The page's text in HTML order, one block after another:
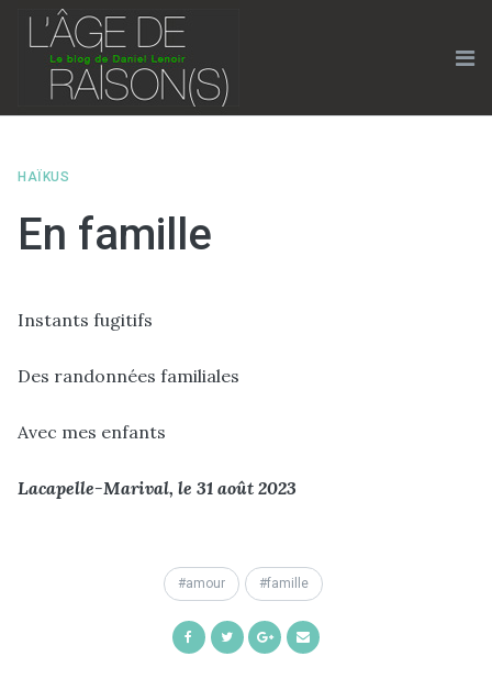
Skip
content
HAÏKUS
En famille
Instants fugitifs
Des randonnées familiales
Avec mes enfants
Lacapelle-Marival, le 31 août 2023
amour famille
ShareShareShare